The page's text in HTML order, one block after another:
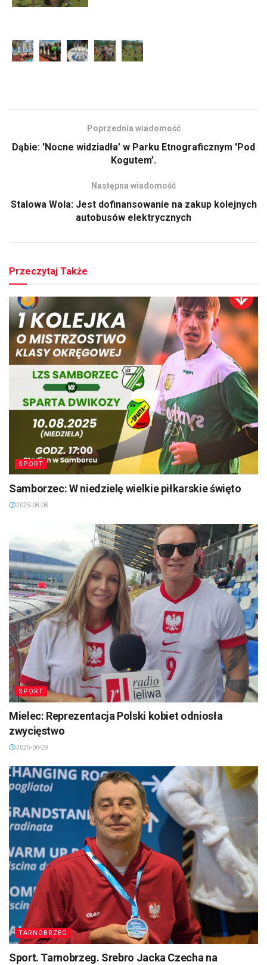
Poprzednia wiadomość
Dąbie: 'Nocne widziadła’ w Parku Etnograficznym 'Pod
Kogutem’.
Następna wiadomość
Stalowa Wola: Jest dofinansowanie na zakup kolejnych
autobusów elektrycznych
Przeczytaj Także
SPORT
Samborzec: W niedzielę wielkie piłkarskie święto
2025-08-08
SPORT
Mielec: Reprezentacja Polski kobiet odniosła
zwycięstwo
2025-06-28
TARNOBRZEG
Sport. Tarnobrzeg. Srebro Jacka Czecha na